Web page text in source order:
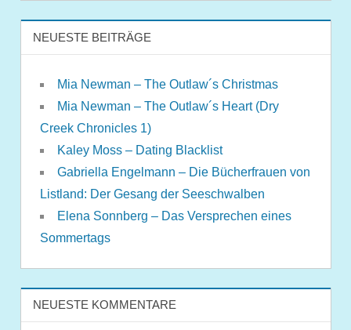
NEUESTE BEITRÄGE
Mia Newman – The Outlaw´s Christmas
Mia Newman – The Outlaw´s Heart (Dry
Creek Chronicles 1)
Kaley Moss – Dating Blacklist
Gabriella Engelmann – Die Bücherfrauen von
Listland: Der Gesang der Seeschwalben
Elena Sonnberg – Das Versprechen eines
Sommertags
NEUESTE KOMMENTARE